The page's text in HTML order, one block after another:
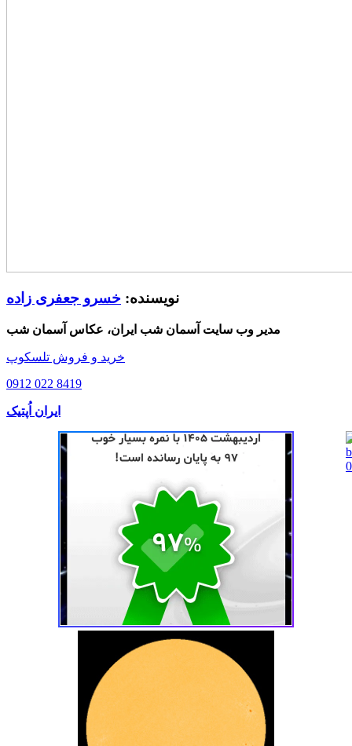
نویسنده: خسرو جعفری زاده
مدیر وب سایت آسمان شب ایران، عکاس آسمان شب
خرید و فروش تلسکوپ
0912 022 8419
ایران اُپتیک